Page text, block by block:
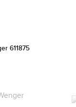
611875